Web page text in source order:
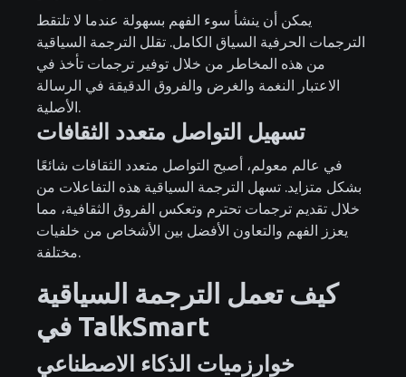
يمكن أن ينشأ سوء الفهم بسهولة عندما لا تلتقط
الترجمات الحرفية السياق الكامل. تقلل الترجمة السياقية
من هذه المخاطر من خلال توفير ترجمات تأخذ في
الاعتبار النغمة والغرض والفروق الدقيقة في الرسالة
تسهيل التواصل متعدد الثقافات
في عالم معولم، أصبح التواصل متعدد الثقافات شائعًا
بشكل متزايد. تسهل الترجمة السياقية هذه التفاعلات من
خلال تقديم ترجمات تحترم وتعكس الفروق الثقافية، مما
يعزز الفهم والتعاون الأفضل بين الأشخاص من خلفيات
كيف تعمل الترجمة السياقية
في TalkSmart
خوارزميات الذكاء الاصطناعي